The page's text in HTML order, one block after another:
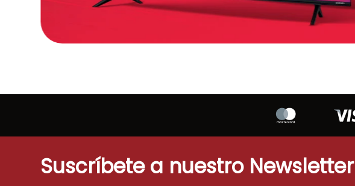
Suscríbete a nuestro Newsletter